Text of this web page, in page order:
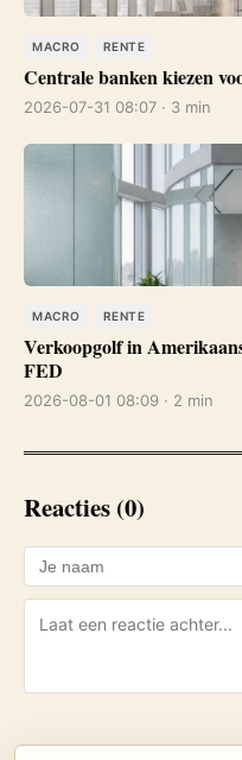
MACRO RENTE
Centrale banken kiezen
2026-07-31 08:07 · 3 min
MACRO RENTE
Verkoopgolf in
FED
2026-08-01 08:09 · 2 min
Reacties (0)